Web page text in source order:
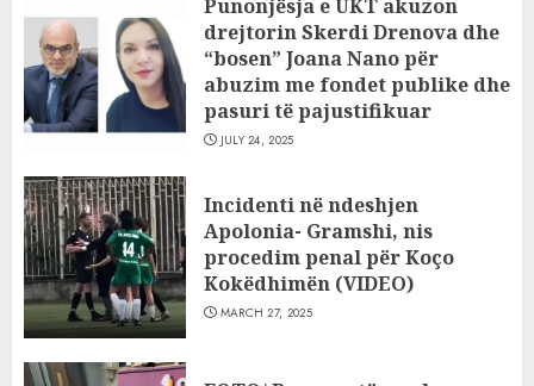
Punonjësja e UKT akuzon
drejtorin Skerdi Drenova dhe
“bosen” Joana Nano për
abuzim me fondet publike dhe
pasuri të pajustifikuar
JULY 24, 2025
Incidenti në ndeshjen
Apolonia- Gramshi, nis
procedim penal për Koço
Kokëdhimën (VIDEO)
MARCH 27, 2025